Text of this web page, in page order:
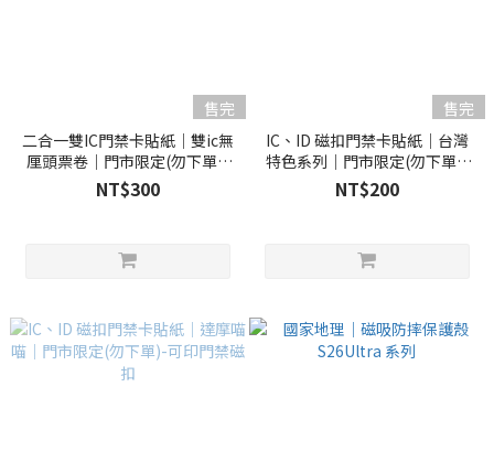
售完
二合一雙IC門禁卡貼紙｜雙ic無
厘頭票卷｜門市限定(勿下單)-
可印門禁磁扣
NT$300
售完
IC、ID 磁扣門禁卡貼紙｜台灣
特色系列｜門市限定(勿下單)-
可印門禁磁扣
NT$200